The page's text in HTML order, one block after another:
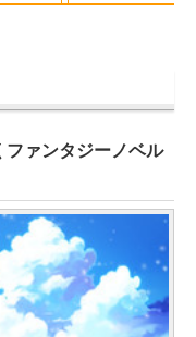
Retinaディスプレ
ァイドメモリ、256
ージ、1080p Face
- インディゴ
オンラインコード版
カード - 1000 Robu
ャルアイテムを含
ンゲームコード】
につくHTML & CSS
入門講座［第2版］
イ電子書籍リーダ
16GB、広告なし
シグニチャー
7インチディ
ァンタジーノベル